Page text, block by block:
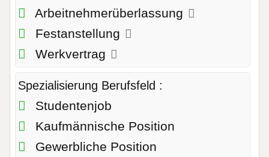
Arbeitnehmerüberlassung
Festanstellung
Werkvertrag
Spezialisierung Berufsfeld :
Studentenjob
Kaufmännische Position
Gewerbliche Position